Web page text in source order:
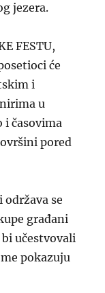
jezera.
FESTU,
će
i
u
i časovima
pored
održava se
građani
učestvovali
pokazuju